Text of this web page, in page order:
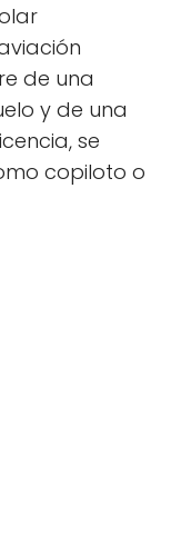
de una
y de una
se
copiloto o